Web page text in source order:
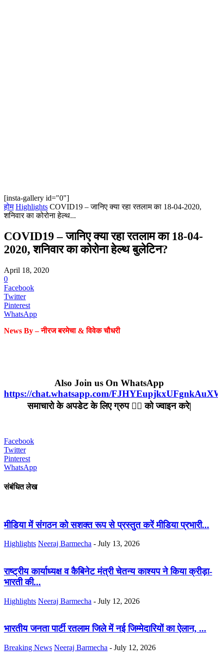
[insta-gallery id="0"]
होम Highlights COVID19 – जानिए क्या रहा रतलाम का 18-04-2020,
शनिवार का कोरोना हेल्‍थ...
COVID19 – जानिए क्या रहा रतलाम का 18-04-
2020, शनिवार का कोरोना हेल्‍थ बुलेटिन?
April 18, 2020
0
Facebook
Twitter
Pinterest
WhatsApp
News By – नीरज बरमेचा & विवेक चौधरी
Also Join us On WhatsApp
https://chat.whatsapp.com/
समाचारो के अपडेट के लिए ग्रुप ☝🏻 को ज्वाइन करे|
Facebook
Twitter
Pinterest
WhatsApp
संबंधित लेख
मीडिया में संगठन को सशक्त रूप से प्रस्तुत करें मीडिया प्रभारी...
Highlights Neeraj Barmecha - July 13, 2026
राष्ट्रीय कार्याध्यक्ष व कैबिनेट मंत्री चेतन्य काश्यप ने किया क्रीड़ा-
भारती की...
Highlights Neeraj Barmecha - July 12, 2026
भारतीय जनता पार्टी रतलाम जिले में नई जिम्मेदारियों का ऐलान, ...
Breaking News Neeraj Barmecha - July 12, 2026